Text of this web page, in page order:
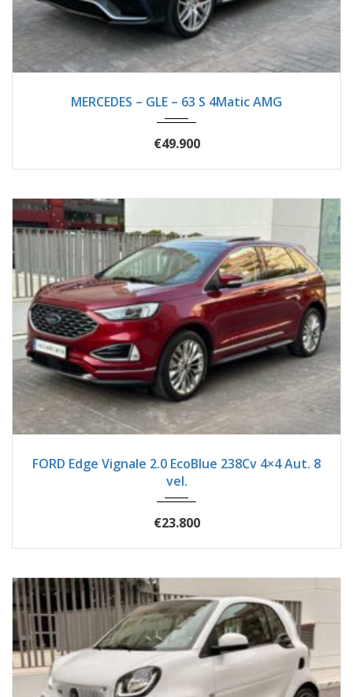
MERCEDES – GLE – 63 S 4Matic AMG
€49.900
FORD Edge Vignale 2.0 EcoBlue 238Cv 4×4 Aut. 8
vel.
€23.800